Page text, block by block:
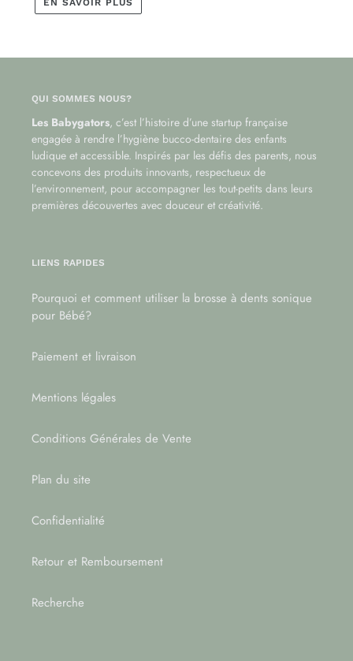
EN SAVOIR PLUS
QUI SOMMES NOUS?
Les Babygators, c’est l’histoire d’une startup française
engagée à rendre l’hygiène bucco-dentaire des enfants
ludique et accessible. Inspirés par les défis des parents, nous
concevons des produits innovants, respectueux de
l’environnement, pour accompagner les tout-petits dans leurs
premières découvertes avec douceur et créativité.
LIENS RAPIDES
Pourquoi et comment utiliser la brosse à dents sonique
pour Bébé?
Paiement et livraison
Mentions légales
Conditions Générales de Vente
Plan du site
Confidentialité
Retour et Remboursement
Recherche